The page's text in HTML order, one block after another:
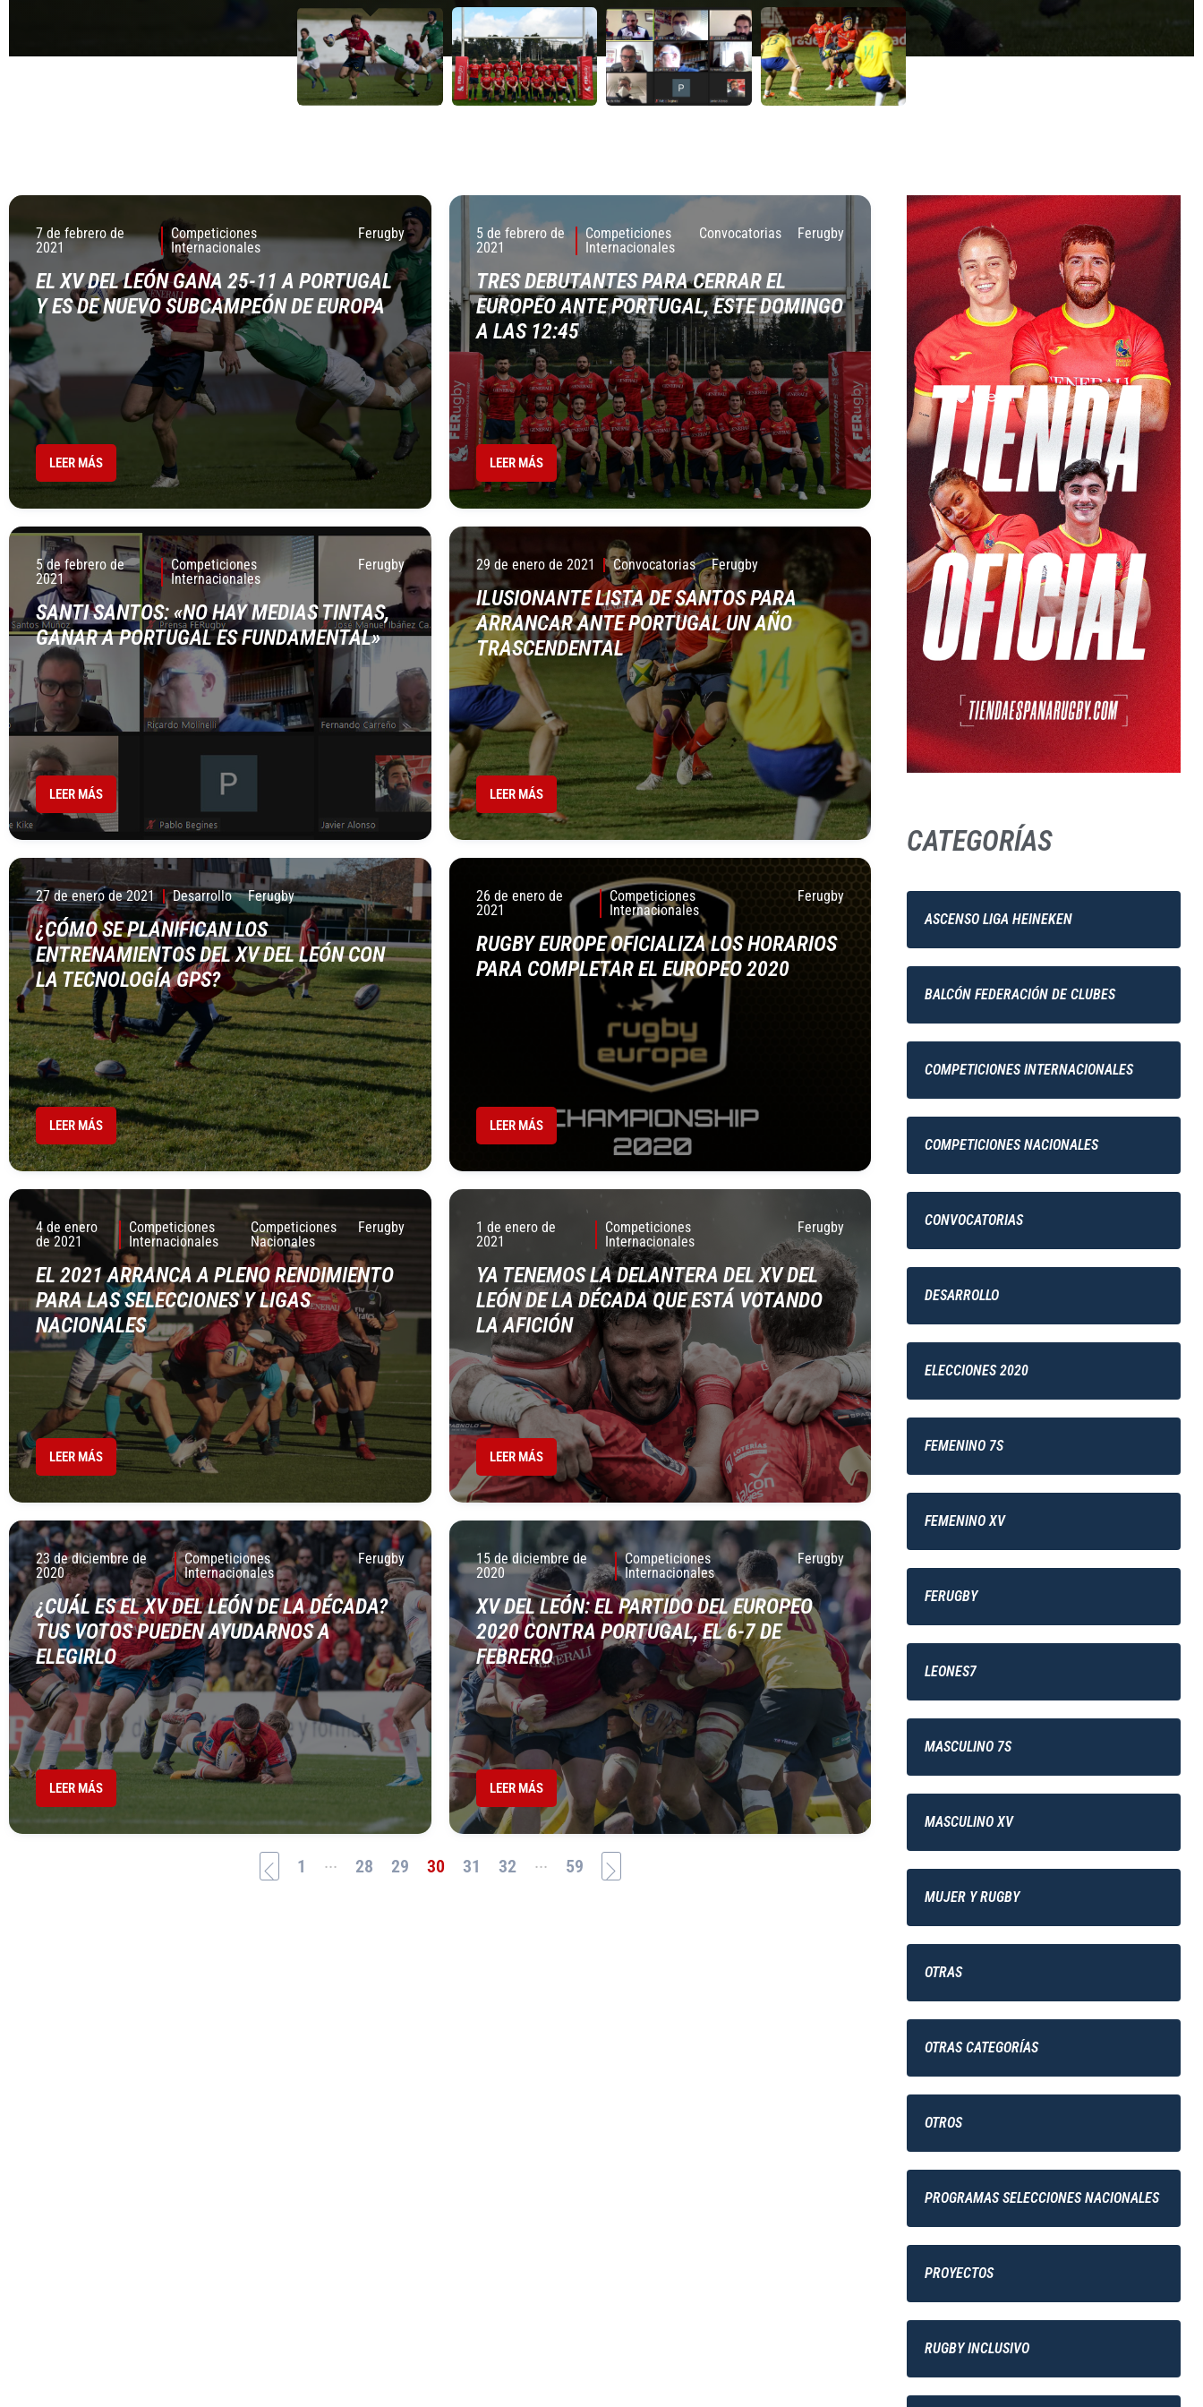
7 de febrero de
2021
Competiciones
Internacionales
Ferugby
EL XV DEL LEÓN GANA 25-11 A PORTUGAL
Y ES DE NUEVO SUBCAMPEÓN DE EUROPA
LEER MÁS
5 de febrero de
2021
Competiciones
Internacionales
Convocatorias Ferugby
TRES DEBUTANTES PARA CERRAR EL
EUROPEO ANTE PORTUGAL, ESTE DOMINGO
A LAS 12:45
LEER MÁS
5 de febrero de
2021
Competiciones
Internacionales
Ferugby
SANTI SANTOS: «NO HAY MEDIAS TINTAS,
GANAR A PORTUGAL ES FUNDAMENTAL»
LEER MÁS
29 de enero de 2021 Convocatorias Ferugby
ILUSIONANTE LISTA DE SANTOS PARA
ARRANCAR ANTE PORTUGAL UN AÑO
TRASCENDENTAL
LEER MÁS
27 de enero de 2021 Desarrollo Ferugby
¿CÓMO SE PLANIFICAN LOS
ENTRENAMIENTOS DEL XV DEL LEÓN CON
LA TECNOLOGÍA GPS?
LEER MÁS
26 de enero de
2021
Competiciones
Internacionales
Ferugby
RUGBY EUROPE OFICIALIZA LOS HORARIOS
PARA COMPLETAR EL EUROPEO 2020
LEER MÁS
4 de enero
de 2021
Competiciones
Internacionales
Competiciones
Nacionales
Ferugby
EL 2021 ARRANCA A PLENO RENDIMIENTO
PARA LAS SELECCIONES Y LIGAS
NACIONALES
LEER MÁS
1 de enero de
2021
Competiciones
Internacionales
Ferugby
YA TENEMOS LA DELANTERA DEL XV DEL
LEÓN DE LA DÉCADA QUE ESTÁ VOTANDO
LA AFICIÓN
LEER MÁS
23 de diciembre de
2020
Competiciones
Internacionales
Ferugby
¿CUÁL ES EL XV DEL LEÓN DE LA DÉCADA?
TUS VOTOS PUEDEN AYUDARNOS A
ELEGIRLO
LEER MÁS
15 de diciembre de
2020
Competiciones
Internacionales
Ferugby
XV DEL LEÓN: EL PARTIDO DEL EUROPEO
2020 CONTRA PORTUGAL, EL 6-7 DE
FEBRERO
LEER MÁS
1 ... 28 29 30 31 32 ... 59
CATEGORÍAS
ASCENSO LIGA HEINEKEN
BALCÓN FEDERACIÓN DE CLUBES
COMPETICIONES INTERNACIONALES
COMPETICIONES NACIONALES
CONVOCATORIAS
DESARROLLO
ELECCIONES 2020
FEMENINO 7S
FEMENINO XV
FERUGBY
LEONES7
MASCULINO 7S
MASCULINO XV
MUJER Y RUGBY
OTRAS
OTRAS CATEGORÍAS
OTROS
PROGRAMAS SELECCIONES NACIONALES
PROYECTOS
RUGBY INCLUSIVO